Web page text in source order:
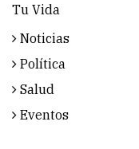
Tu Vida
Noticias
Política
Salud
Eventos